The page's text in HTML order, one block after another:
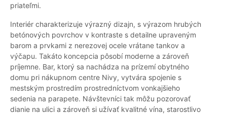
priateľmi.
Interiér charakterizuje výrazný dizajn, s výrazom hrubých
betónových povrchov v kontraste s detailne upraveným
barom a prvkami z nerezovej ocele vrátane tankov a
výčapu. Takáto koncepcia pôsobí moderne a zároveň
príjemne. Bar, ktorý sa nachádza na prízemí obytného
domu pri nákupnom centre Nivy, vytvára spojenie s
mestským prostredím prostredníctvom vonkajšieho
sedenia na parapete. Návštevníci tak môžu pozorovať
dianie na ulici a zároveň si užívať kvalitné vína, starostlivo